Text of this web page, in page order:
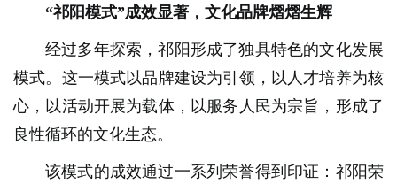
“祁阳模式”成效显著，文化品牌熠熠生辉
经过多年探索，祁阳形成了独具特色的文化发展
模式。这一模式以品牌建设为引领，以人才培养为核
心，以活动开展为载体，以服务人民为宗旨，形成了
良性循环的文化生态。
该模式的成效通过一系列荣誉得到印证：祁阳荣